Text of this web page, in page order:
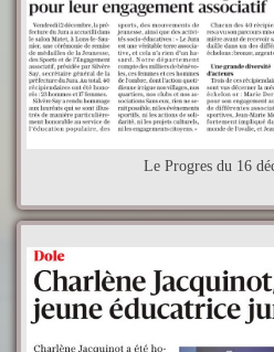
Le Progres du 16